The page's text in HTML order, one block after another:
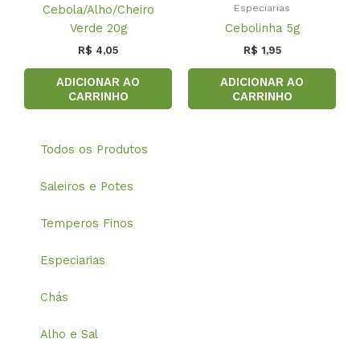
Cebola/Alho/Cheiro
Verde 20g
R$ 4,05
ADICIONAR AO
CARRINHO
Especiarias
Cebolinha 5g
R$ 1,95
ADICIONAR AO
CARRINHO
Todos os Produtos
Saleiros e Potes
Temperos Finos
Especiarias
Chás
Alho e Sal